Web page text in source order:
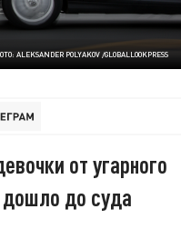
ALEKSANDER POLYAKOV /GLOBALLOOKPRESS
от угарного
дошло до суда